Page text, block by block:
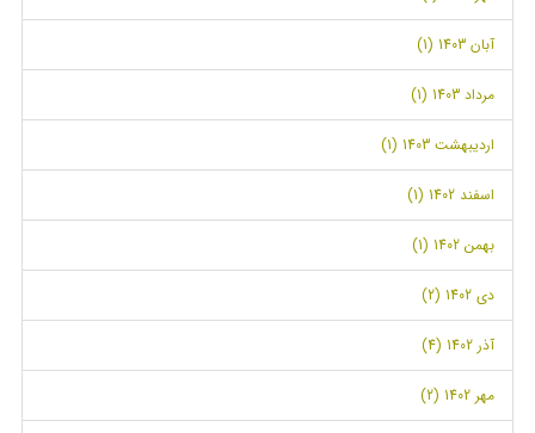
آبان 1403 (1)
مرداد 1403 (1)
اردیبهشت 1403 (1)
اسفند 1402 (1)
بهمن 1402 (1)
دی 1402 (2)
آذر 1402 (4)
مهر 1402 (2)